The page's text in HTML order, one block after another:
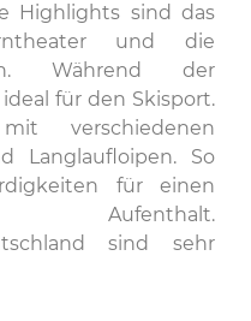
Highlights sind das
und die
Während der
für den Skisport.
verschiedenen
Langlaufloipen. So
für einen
Aufenthalt.
sind sehr